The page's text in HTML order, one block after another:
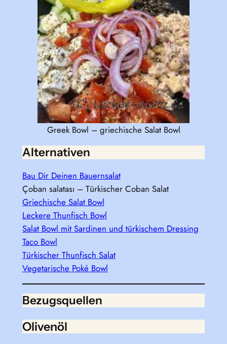
Greek Bowl – griechische Salat Bowl
Alternativen
Bau Dir Deinen Bauernsalat
Çoban salatası – Türkischer Coban Salat
Griechische Salat Bowl
Leckere Thunfisch Bowl
Salat Bowl mit Sardinen und türkischem Dressing
Taco Bowl
Türkischer Thunfisch Salat
Vegetarische Poké Bowl
Bezugsquellen
Olivenöl